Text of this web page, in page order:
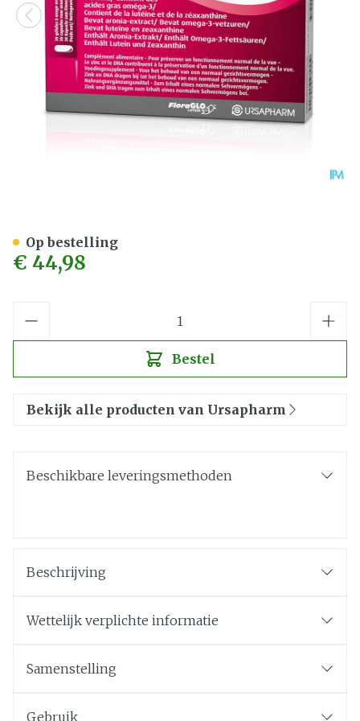
€ 44,98
Bestel
Op bestelling
Bekijk alle producten van Ursapharm
Beschikbare leveringsmethoden
Beschrijving
Wettelijk verplichte informatie
Samenstelling
Gebruik